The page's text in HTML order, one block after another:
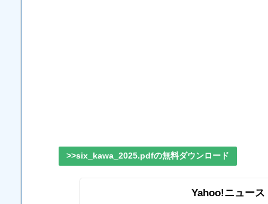
>>six_kawa_2025.pdfの無料ダウンロード
Yahoo!ニュース